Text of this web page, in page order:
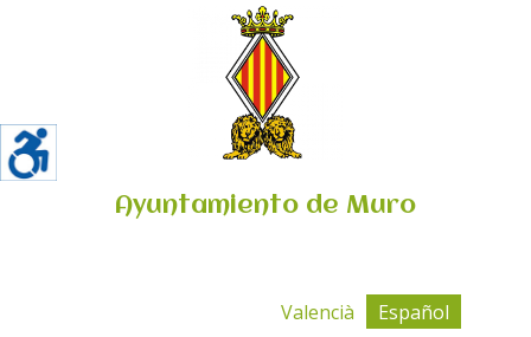
Ayuntamiento de Muro
Valencià Español